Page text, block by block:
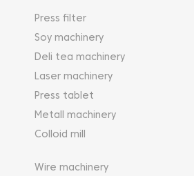
Press filter
Soy machinery
Deli tea machinery
Laser machinery
Press tablet
Metall machinery
Colloid mill
Wire machinery